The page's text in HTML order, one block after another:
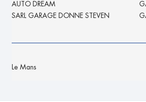
AUTO DREAM
SARL GARAGE DONNE STEVEN
Le Mans